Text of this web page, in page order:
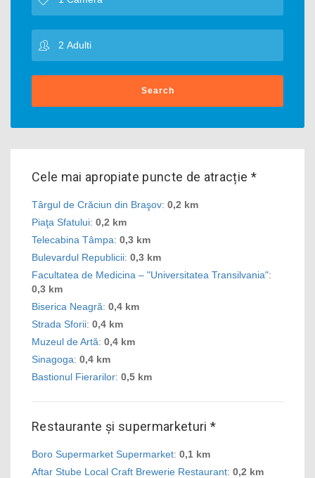
Search
Cele mai apropiate puncte de atracție *
Târgul de Crăciun din Braşov: 0,2 km
Piaţa Sfatului: 0,2 km
Telecabina Tâmpa: 0,3 km
Bulevardul Republicii: 0,3 km
Facultatea de Medicina – "Universitatea Transilvania":
0,3 km
Biserica Neagră: 0,4 km
Strada Sforii: 0,4 km
Muzeul de Artă: 0,4 km
Sinagoga: 0,4 km
Bastionul Fierarilor: 0,5 km
Restaurante și supermarketuri *
Boro Supermarket Supermarket: 0,1 km
Aftar Stube Local Craft Brewerie Restaurant: 0,2 km